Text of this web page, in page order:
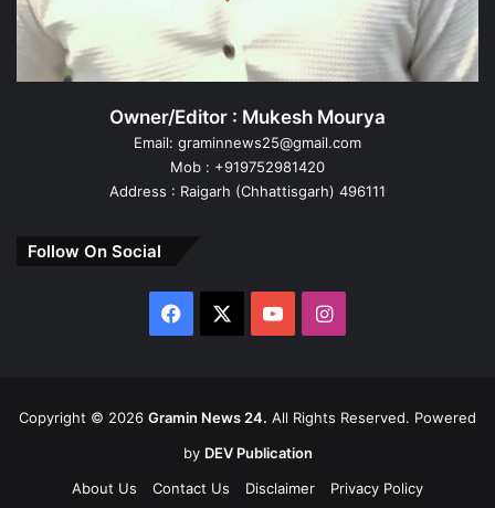
Owner/Editor : Mukesh Mourya
Email: graminnews25@gmail.com
Mob : +919752981420
Address : Raigarh (Chhattisgarh) 496111
Follow On Social
Facebook YouTubeInstagram
Copyright © 2026 Gramin News 24. All Rights Reserved. Powered
by DEV Publication
About Us
Contact Us Disclaimer Privacy Policy